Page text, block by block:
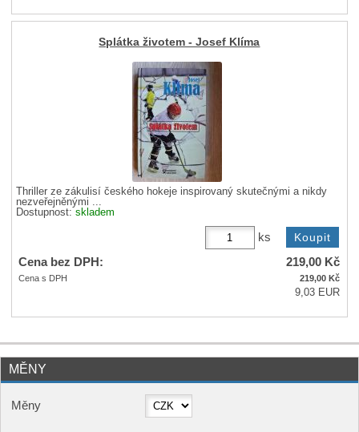
Splátka životem - Josef Klíma
Thriller ze zákulisí českého hokeje inspirovaný skutečnými a nikdy
nezveřejněnými ...
Dostupnost:skladem
ks
Cena bez DPH: 219,00 Kč
Cena s DPH 219,00Kč
9,03 EUR
MĚNY
Měny